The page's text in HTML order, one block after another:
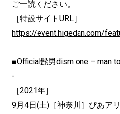
ご一読ください。
［特設サイトURL］
https://event.higedan.com/
■Official髭男dism one – man
-
［2021年］
9月4日(土)［神奈川］ぴあア